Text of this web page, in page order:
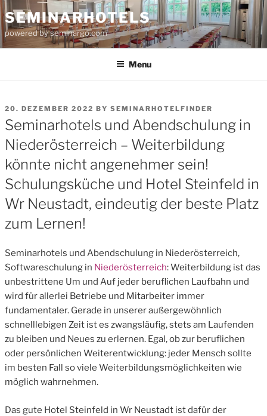
Skip
to
content
SEMINARHOTELS
powered by seminargo.com
Menu
POSTED
ON
20. DEZEMBER 2022 BY SEMINARHOTELFINDER
Seminarhotels und Abendschulung in
Niederösterreich – Weiterbildung
könnte nicht angenehmer sein!
Schulungsküche und Hotel Steinfeld in
Wr Neustadt, eindeutig der beste Platz
zum Lernen!
Seminarhotels und Abendschulung in Niederösterreich,
Softwareschulung in Niederösterreich: Weiterbildung ist das
unbestrittene Um und Auf jeder beruflichen Laufbahn und
wird für allerlei Betriebe und Mitarbeiter immer
fundamentaler. Gerade in unserer außergewöhnlich
schnelllebigen Zeit ist es zwangsläufig, stets am Laufenden
zu bleiben und Neues zu erlernen. Egal, ob zur beruflichen
oder persönlichen Weiterentwicklung: jeder Mensch sollte
im besten Fall so viele Weiterbildungsmöglichkeiten wie
möglich wahrnehmen.
Das gute Hotel Steinfeld in Wr Neustadt ist dafür der